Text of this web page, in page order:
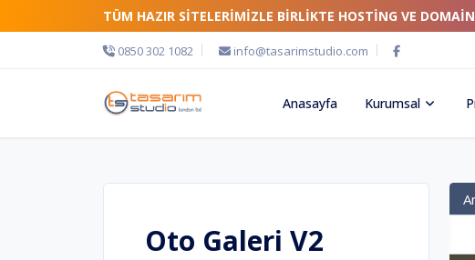
TÜM HAZIR SİTELERİMİZLE BİRLİKTE HOSTİNG VE
0850 302 1082 info@tasarimstudio.com
Anasayfa Kurumsal
Oto Galeri V2